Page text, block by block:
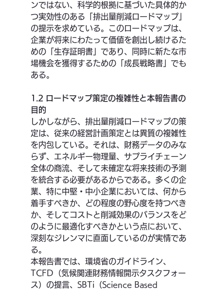
ンではない、科学的根拠に基づいた具体的か
つ実効性のある「排出量削減ロードマップ」
の提示を求めている。このロードマップは、
企業が将来にわたって価値を創出し続けるた
めの「生存証明書」であり、同時に新たな市
場機会を獲得するための「成長戦略書」でも
ある。
1.2 ロードマップ策定の複雑性と本報告書の
目的
しかしながら、排出量削減ロードマップの策
定は、従来の経営計画策定とは異質の複雑性
を内包している。それは、財務データのみな
らず、エネルギー物理量、サプライチェーン
全体の商流、そして未確定な将来技術の予測
を統合する必要があるからである。多くの企
業、特に中堅・中小企業においては、何から
着手すべきか、どの程度の野心度を持つべき
か、そしてコストと削減効果のバランスをど
のように最適化すべきかという点において、
深刻なジレンマに直面しているのが実情であ
る。
本報告書では、環境省のガイドライン、
TCFD（気候関連財務情報開示タスクフォー
ス）の提言、SBTi（Science Based